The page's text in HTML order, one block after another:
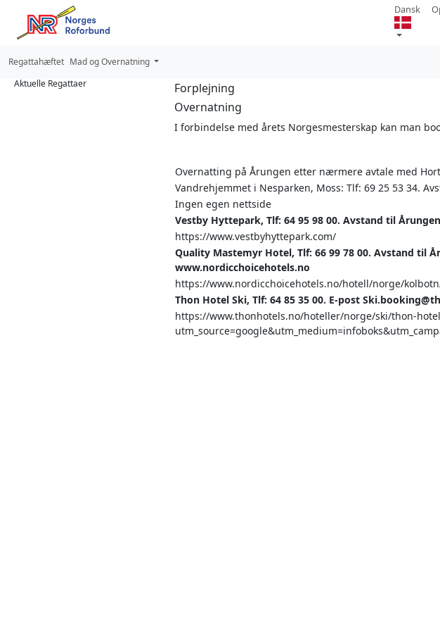
Dansk
Regattahæftet Mad og Overnatning
Aktuelle Regattaer
Forplejning
Overnatning
I forbindelse med årets Norgesmesterskap kan man
Overnatting på Årungen etter nærmere avtale med
Vandrehjemmet i Nesparken, Moss: Tlf: 69 25 53 34.
Ingen egen nettside
Vestby Hyttepark, Tlf: 64 95 98 00. Avstand til
https://www.vestbyhyttepark.com/
Quality Mastemyr Hotel, Tlf: 66 99 78 00. Avstand til
www.nordicchoicehotels.no
https://www.nordicchoicehotels.no/hotell/norge/
Thon Hotel Ski, Tlf: 64 85 35 00. E-post
https://www.thonhotels.no/hoteller/norge/ski/thon-